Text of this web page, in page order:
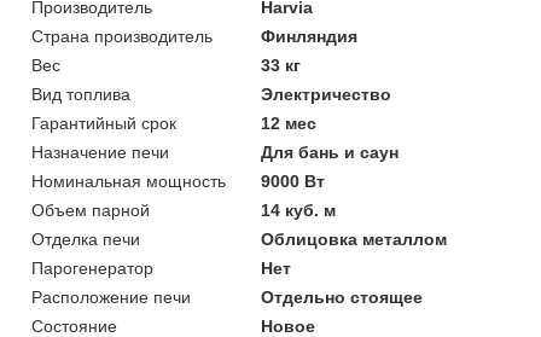
Производитель
Harvia
Страна производитель
Финляндия
Вес
33 кг
Вид топлива
Электричество
Гарантийный срок
12 мес
Назначение печи
Для бань и саун
Номинальная мощность
9000 Вт
Объем парной
14 куб. м
Отделка печи
Облицовка металлом
Парогенератор
Нет
Расположение печи
Отдельно стоящее
Состояние
Новое